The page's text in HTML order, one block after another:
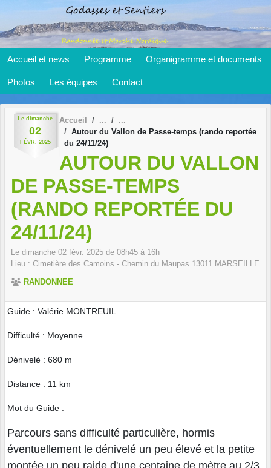
Accueil et news Programme Organigramme et documents
Photos Les équipes Contact
Le dimanche
02
FÉVR. 2025
Accueil
Autour du Vallon de Passe-temps (rando reportée
du 24/11/24)
AUTOUR DU VALLON
DE PASSE-TEMPS
(RANDO REPORTÉE DU
24/11/24)
Le dimanche 02 févr. 2025 de 08h45 à 16h
Lieu : Cimetière des Camoins - Chemin du Maupas 13011 MARSEILLE
RANDONNEE
Guide : Valérie MONTREUIL
Difficulté : Moyenne
Dénivelé : 680 m
Distance : 11 km
Mot du Guide :
Parcours sans difficulté particulière, hormis
éventuellement le dénivelé un peu élevé et la petite
Panneau de gestion des cookies